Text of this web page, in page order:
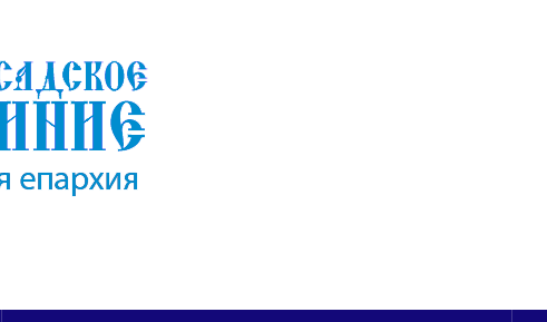
ПАВЛОВО-ПОСАДСКОЕ